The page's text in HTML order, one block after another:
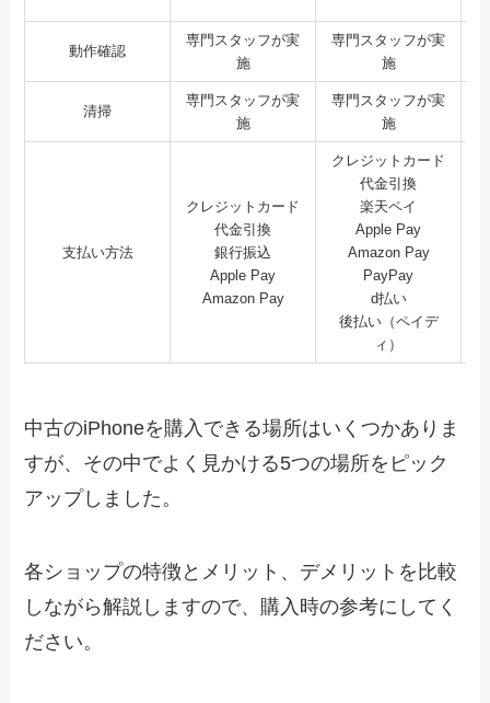
動作確認
専門スタッフが実
施
専門スタッフが実
施
清掃
専門スタッフが実
施
専門スタッフが実
施
支払い方法
クレジットカード
代金引換
銀行振込
Apple Pay
Amazon Pay
クレジットカード
代金引換
楽天ペイ
Apple Pay
Amazon Pay
PayPay
d払い
後払い（ペイデ
ィ）
中古のiPhoneを購入できる場所はいくつかありま
すが、その中でよく見かける5つの場所をピック
アップしました。
各ショップの特徴とメリット、デメリットを比較
しながら解説しますので、購入時の参考にしてく
ださい。